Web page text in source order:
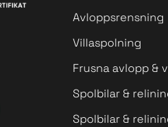
Avloppsrensning
Villaspolning
Frusna avlopp &
Spolbilar &
Spolbilar &